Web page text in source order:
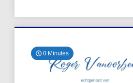
0 Minutes